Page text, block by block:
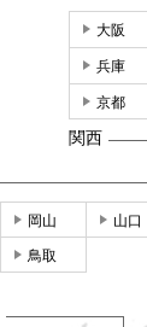
大阪
兵庫
京都
関西
岡山 山口
鳥取